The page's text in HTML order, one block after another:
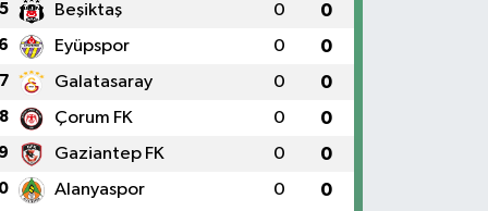
5 Beşiktaş 0 0
6 Eyüpspor 0 0
7 Galatasaray 0 0
8 Çorum FK 0 0
9 Gaziantep FK 0 0
Alanyaspor 0 0